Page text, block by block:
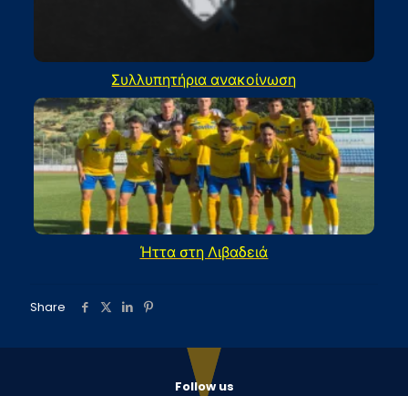
Συλλυπητήρια ανακοίνωση
Ήττα στη Λιβαδειά
Share
Follow us